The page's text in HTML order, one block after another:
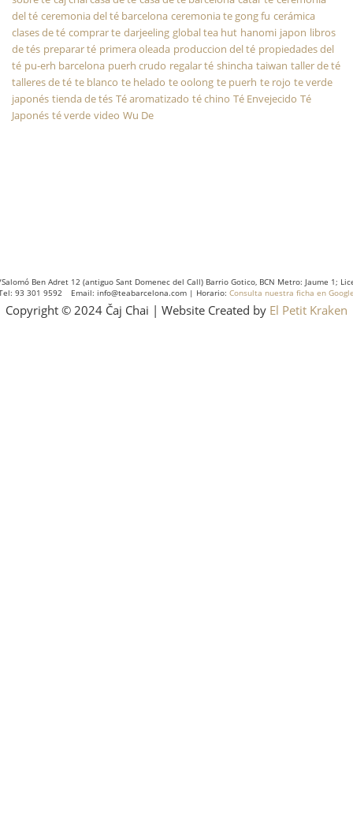
del té ceremonia del té barcelona ceremonia te gong fu cerámica
clases de té comprar te darjeeling global tea hut hanomi japon libros
de tés preparar té primera oleada produccion del té propiedades del
té pu-erh barcelona puerh crudo regalar té shincha taiwan taller de té
talleres de té te blanco te helado te oolong te puerh te rojo te verde
japonés tienda de tés Té aromatizado té chino Té Envejecido Té
Japonés té verde video Wu De
Ben Adret 12 (antiguo Sant Domenec del Call) Barrio Gotico, BCN Metro: Jaume 1;
93 301 9592 Email: info@teabarcelona.com | Horario: Consulta nuestra ficha en
Copyright © 2024 Čaj Chai | Website Created by El Petit Kraken